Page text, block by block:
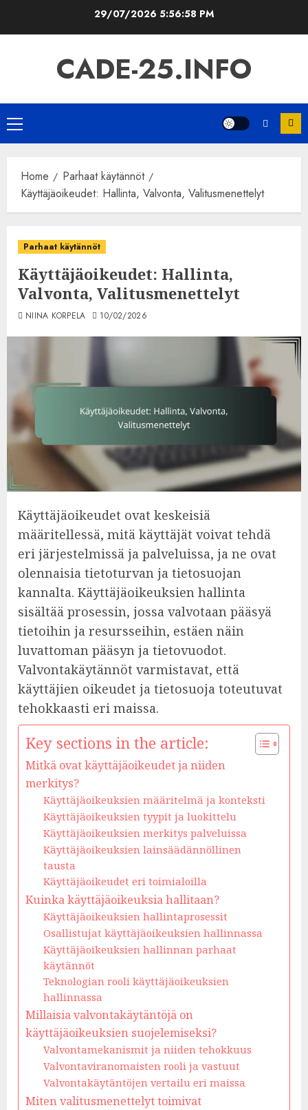
29/07/2026 5:56:59 PM
CADE-25.INFO
Primary
Menu
Home
Parhaat käytännöt
Käyttäjäoikeudet: Hallinta, Valvonta, Valitusmenettelyt
Parhaat käytännöt
Käyttäjäoikeudet: Hallinta,
Valvonta, Valitusmenettelyt
NIINA KORPELA 10/02/2026
Käyttäjäoikeudet ovat keskeisiä
määritellessä, mitä käyttäjät voivat tehdä
eri järjestelmissä ja palveluissa, ja ne ovat
olennaisia tietoturvan ja tietosuojan
kannalta. Käyttäjäoikeuksien hallinta
sisältää prosessin, jossa valvotaan pääsyä
tietoihin ja resursseihin, estäen näin
luvattoman pääsyn ja tietovuodot.
Valvontakäytännöt varmistavat, että
käyttäjien oikeudet ja tietosuoja toteutuvat
tehokkaasti eri maissa.
Key sections in the article:
Mitkä ovat käyttäjäoikeudet ja niiden
merkitys?
Käyttäjäoikeuksien määritelmä ja konteksti
Käyttäjäoikeuksien tyypit ja luokittelu
Käyttäjäoikeuksien merkitys palveluissa
Käyttäjäoikeuksien lainsäädännöllinen
tausta
Käyttäjäoikeudet eri toimialoilla
Kuinka käyttäjäoikeuksia hallitaan?
Käyttäjäoikeuksien hallintaprosessit
Osallistujat käyttäjäoikeuksien hallinnassa
Käyttäjäoikeuksien hallinnan parhaat
käytännöt
Teknologian rooli käyttäjäoikeuksien
hallinnassa
Millaisia valvontakäytäntöjä on
käyttäjäoikeuksien suojelemiseksi?
Valvontamekanismit ja niiden tehokkuus
Valvontaviranomaisten rooli ja vastuut
Valvontakäytäntöjen vertailu eri maissa
Miten valitusmenettelyt toimivat